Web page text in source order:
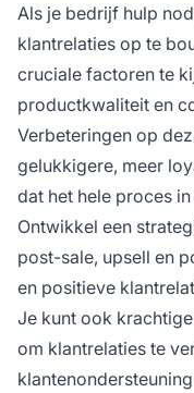
Als je bedrijf hulp
klantrelaties op te
cruciale factoren te
productkwaliteit en
Verbeteringen op
gelukkigere, meer
dat het hele proces
Ontwikkel een
post-sale, upsell en
en positieve
Je kunt ook
om klantrelaties te